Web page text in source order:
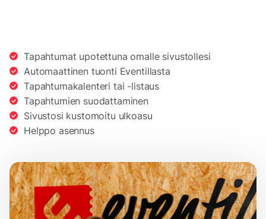
Tapahtumat upotettuna omalle sivustollesi
Automaattinen tuonti Eventillasta
Tapahtumakalenteri tai -listaus
Tapahtumien suodattaminen
Sivustosi kustomoitu ulkoasu
Helppo asennus